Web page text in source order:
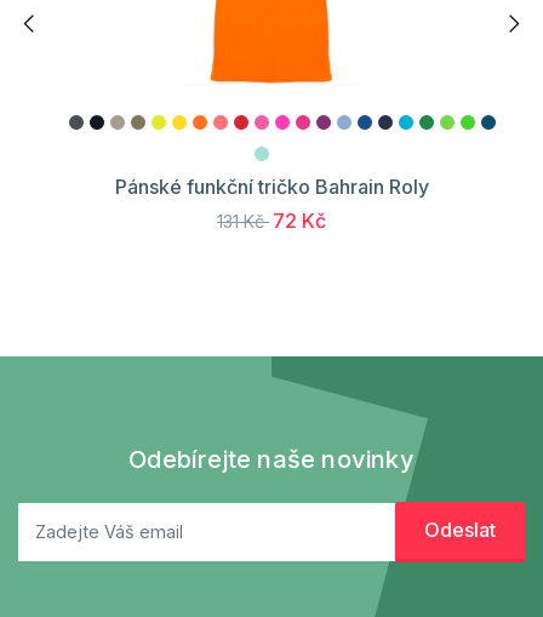
Pánské funkční tričko Bahrain Roly
131 Kč 72 Kč
Odebírejte naše novinky